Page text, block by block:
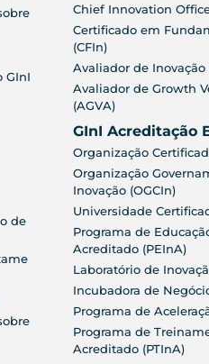
GInI
de
Chief Innovation
Certificado em
(CFIn)
Avaliador de
Avaliador de Growth
(AGVA)
GInI Acreditação
Organização
Organização
Inovação (OGCIn)
Universidade
Programa de
Acreditado (PEInA)
Laboratório de
Incubadora de
Programa de
Programa de
Acreditado (PTInA)